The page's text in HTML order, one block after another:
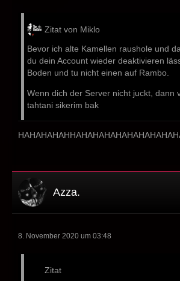
Zitat von Miklo
Bevor ich alte Kamellen raushole und
du dein Account wieder deaktivieren
Boden und tu nicht einen auf Rambo.
Wenn dich der Server nicht juckt, dann
tahtani sikerim bak
Azza.
8. November 2020 um 03:48
Zitat